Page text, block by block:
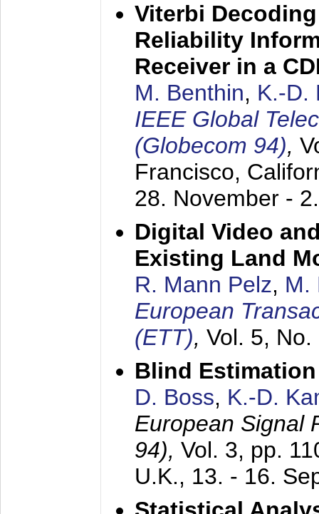
Viterbi
Reliability
Receiver in a
M. Benthin, K.-D.
IEEE Global
(Globecom 94),
Francisco,
28. November -
Digital Video
Existing Land
R. Mann Pelz, M.
European
(ETT), Vol. 5,
Blind
D. Boss, K.-D.
European Signal
94), Vol. 3, pp.
U.K., 13. - 16.